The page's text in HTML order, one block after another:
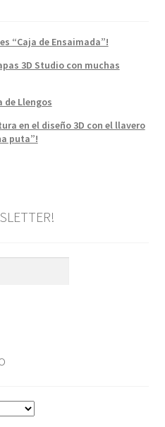
“Caja de Ensaimada”!
3D Studio con muchas
de Llengos
en el diseño 3D con el llavero
puta”!